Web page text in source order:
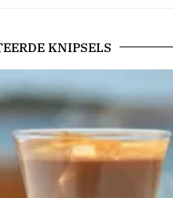
KNIPSELS